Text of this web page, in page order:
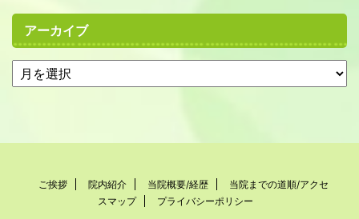
アーカイブ
ご挨拶 院内紹介 当院概要/経歴
当院までの道順/アクセ
スマップ
プライバシーポリシー